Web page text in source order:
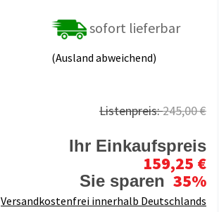
sofort lieferbar
(Ausland abweichend)
Listenpreis:245,00 €
Ihr Einkaufspreis
159,25 €
Sie sparen 35%
Versandkostenfrei innerhalb Deutschlands